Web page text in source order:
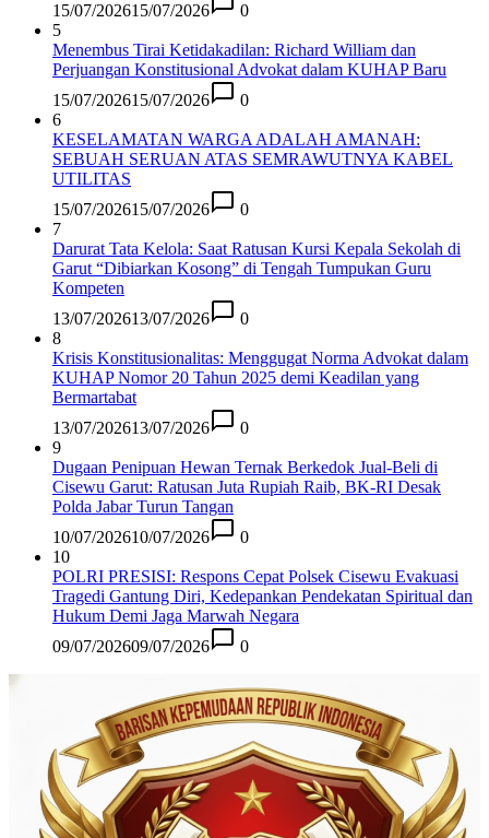
15/07/202615/07/2026
0
5
Menembus Tirai Ketidakadilan: Richard William dan
Perjuangan Konstitusional Advokat dalam KUHAP Baru
15/07/202615/07/2026
0
6
KESELAMATAN WARGA ADALAH AMANAH:
SEBUAH SERUAN ATAS SEMRAWUTNYA KABEL
UTILITAS
15/07/202615/07/2026
0
7
Darurat Tata Kelola: Saat Ratusan Kursi Kepala Sekolah di
Garut “Dibiarkan Kosong” di Tengah Tumpukan Guru
Kompeten
13/07/202613/07/2026
0
8
Krisis Konstitusionalitas: Menggugat Norma Advokat dalam
KUHAP Nomor 20 Tahun 2025 demi Keadilan yang
Bermartabat
13/07/202613/07/2026
0
9
Dugaan Penipuan Hewan Ternak Berkedok Jual-Beli di
Cisewu Garut: Ratusan Juta Rupiah Raib, BK-RI Desak
Polda Jabar Turun Tangan
10/07/202610/07/2026
0
10
POLRI PRESISI: Respons Cepat Polsek Cisewu Evakuasi
Tragedi Gantung Diri, Kedepankan Pendekatan Spiritual dan
Hukum Demi Jaga Marwah Negara
09/07/202609/07/2026 0